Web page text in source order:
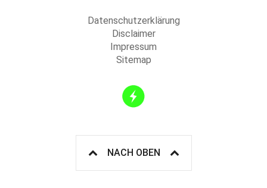
Datenschutzerklärung
Disclaimer
Impressum
Sitemap
NACH OBEN